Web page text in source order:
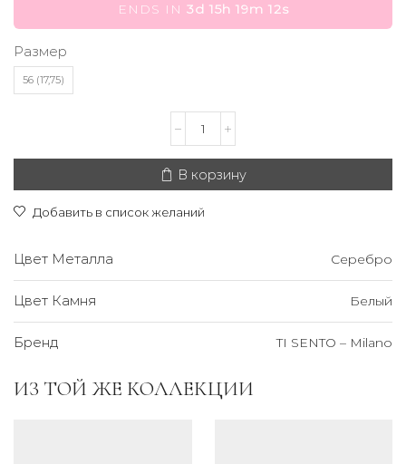
ENDS IN 3d 15h 19m 12s
Размер
56 (17,75)
товара
SENTO
-
Милано
В корзину
Добавить в список желаний
Цвет Металла Серебро
Цвет Камня Белый
Бренд TI SENTO – Milano
ИЗ ТОЙ ЖЕ КОЛЛЕКЦИИ